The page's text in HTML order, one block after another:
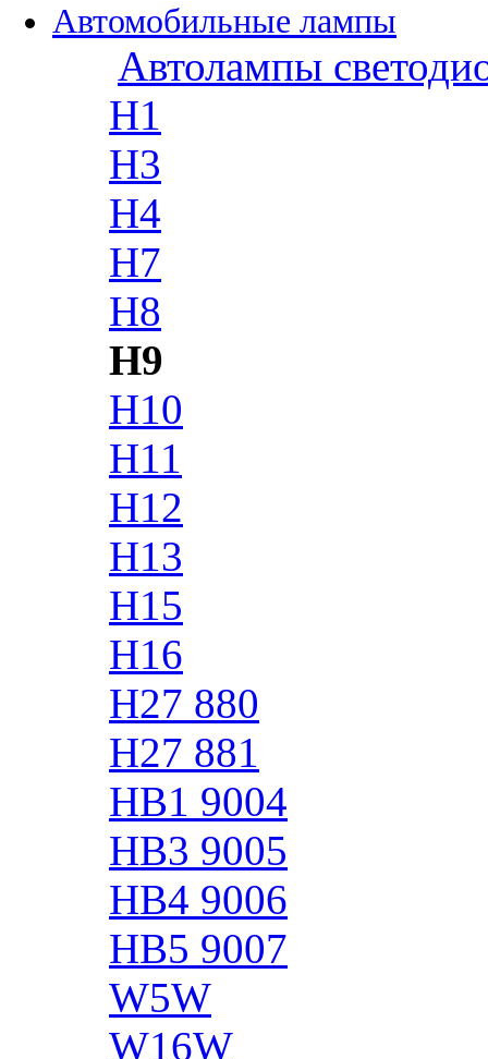
Автомобильные лампы
Автолампы
H1
H3
H4
H7
H8
H9
H10
H11
H12
H13
H15
H16
H27 880
H27 881
HB1 9004
HB3 9005
HB4 9006
HB5 9007
W5W
W16W